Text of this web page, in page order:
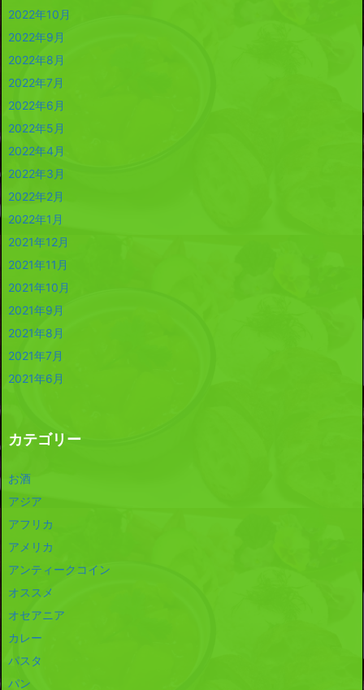
2022年10月
2022年9月
2022年8月
2022年7月
2022年6月
2022年5月
2022年4月
2022年3月
2022年2月
2022年1月
2021年12月
2021年11月
2021年10月
2021年9月
2021年8月
2021年7月
2021年6月
カテゴリー
お酒
アジア
アフリカ
アメリカ
アンティークコイン
オススメ
オセアニア
カレー
パスタ
パン